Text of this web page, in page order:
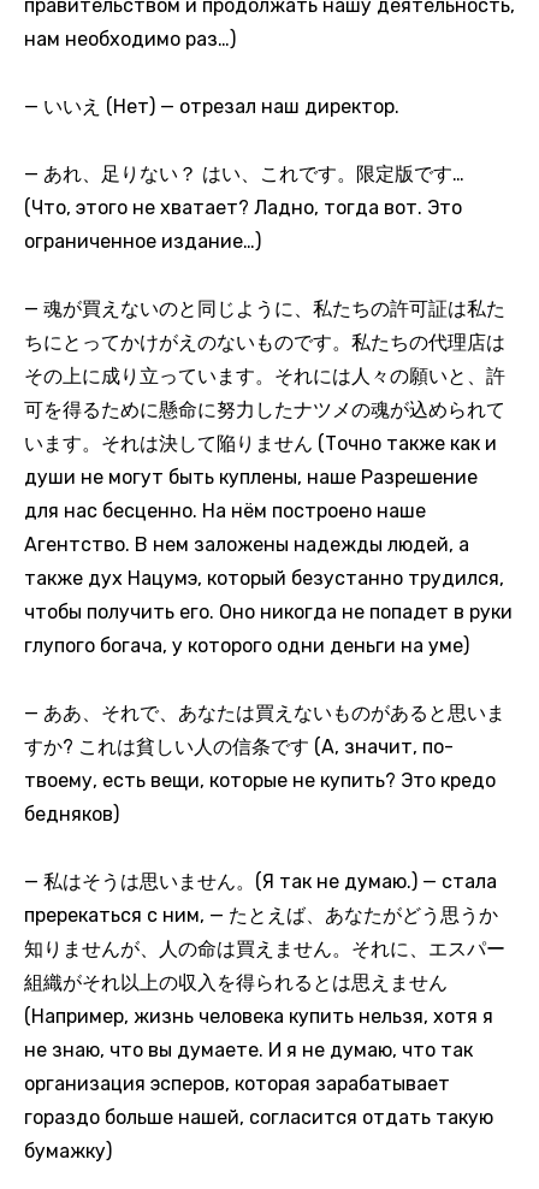
правительством и продолжать нашу деятельность,
нам необходимо раз…)
— いいえ (Нет) — отрезал наш директор.
— あれ、足りない？ はい、これです。限定版です…
(Что, этого не хватает? Ладно, тогда вот. Это
ограниченное издание…)
— 魂が買えないのと同じように、私たちの許可証は私た
ちにとってかけがえのないものです。私たちの代理店は
その上に成り立っています。それには人々の願いと、許
可を得るために懸命に努力したナツメの魂が込められて
います。それは決して陥りません (Точно также как и
души не могут быть куплены, наше Разрешение
для нас бесценно. На нём построено наше
Агентство. В нем заложены надежды людей, а
также дух Нацумэ, который безустанно трудился,
чтобы получить его. Оно никогда не попадет в руки
глупого богача, у которого одни деньги на уме)
— ああ、それで、あなたは買えないものがあると思いま
すか? これは貧しい人の信条です (А, значит, по-
твоему, есть вещи, которые не купить? Это кредо
бедняков)
— 私はそうは思いません。(Я так не думаю.) — стала
пререкаться с ним, — たとえば、あなたがどう思うか
知りませんが、人の命は買えません。それに、エスパー
組織がそれ以上の収入を得られるとは思えません
(Например, жизнь человека купить нельзя, хотя я
не знаю, что вы думаете. И я не думаю, что так
организация эсперов, которая зарабатывает
гораздо больше нашей, согласится отдать такую
бумажку)